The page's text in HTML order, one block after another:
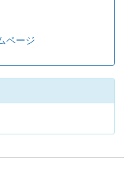
ページ